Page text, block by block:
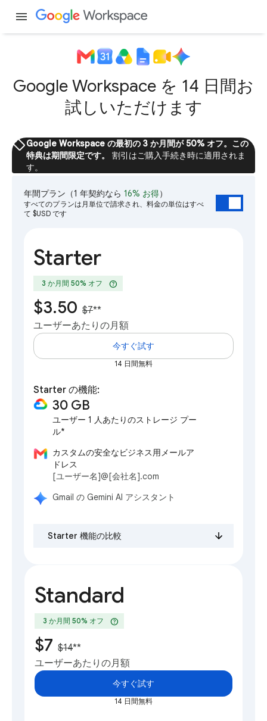
menu
Google Workspace を 14 日間お
試しいただけます
sellGoogle Workspace の最初の 3 か月間が 50% オフ。この
特典は期間限定です。
割引はご購入手続き時に適用されま
す。
年間プラン （1 年契約なら 16% お得）
すべてのプランは月単位で請求され、料金の単位はすべ
て $USD です
Starter
3 か月間 50% オフ help
$3.50 $7**
ユーザーあたりの月額
今すぐ試す
14 日間無料
Starter の機能:
30 GB
ユーザー 1 人あたりのストレージ プー
ル*
カスタムの安全なビジネス用メールア
ドレス
[ユーザー名]@[会社名].com
Gmail の Gemini AI アシスタント
Starter 機能の比較
Standard
3 か月間 50% オフ help
$7 $14**
ユーザーあたりの月額
今すぐ試す
14 日間無料